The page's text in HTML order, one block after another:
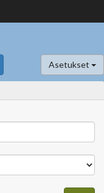
Asetukset